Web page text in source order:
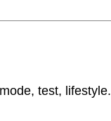
test, lifestyle.